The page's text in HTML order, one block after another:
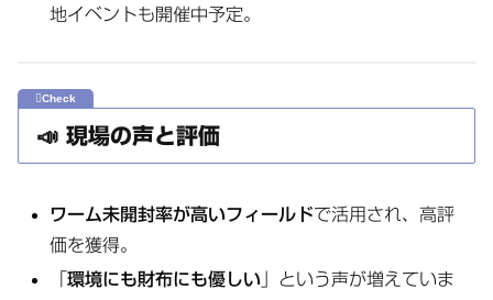
地イベントも開催中予定。
📣 現場の声と評価
ワーム未開封率が高いフィールドで活用され、高評
価を獲得。
「環境にも財布にも優しい 」という声が増えていま